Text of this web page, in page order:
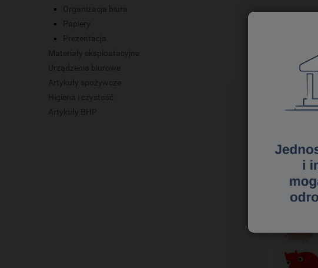
Organizacja biura
Papiery
Prezentacja
Materiały eksploatacyjne
Urządzenia biurowe
Artykuły spożywcze
Higiena i czystość
Artykuły BHP